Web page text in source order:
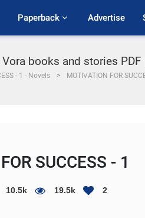
Paperback Advertise
books and stories PDF |
- 1 - Novels MOTIVATION FOR
SUCCESS - 1
10.5k 19.5k 2